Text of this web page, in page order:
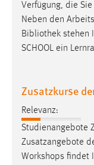
Verfügung, die
Neben den
Bibliothek stehen
SCHOOL ein
Zusatzkurse
Relevanz:
Studienangebote
Zusatzangebote
Workshops findet